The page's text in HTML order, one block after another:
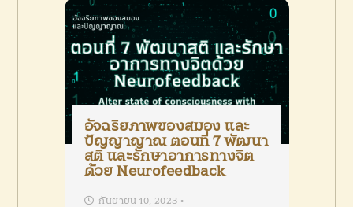
อัจฉริยภาพของสมอง และ
ปัญญาญาณ ตอนที่ 7 พัฒนา
สติ และรักษาอาการทางจิต
ด้วย Neurofeedback
กันยายน 10, 2023 •